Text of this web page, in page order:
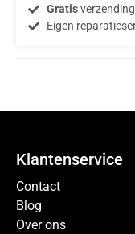
Gratis
Eigen
Klantenservice
Contact
Blog
Over ons